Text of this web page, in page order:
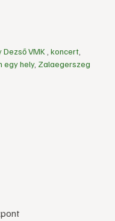
VMK koncert
egy hely, Zalaegerszeg